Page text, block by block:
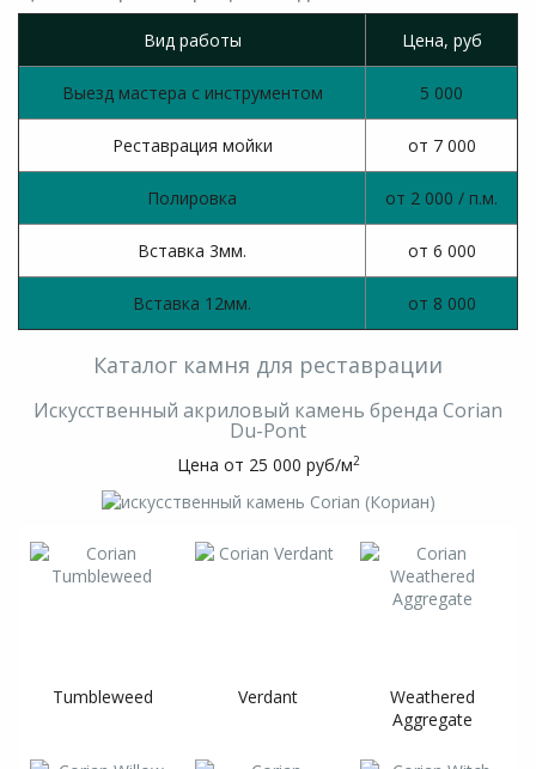
Вид работы Цена, руб
Выезд мастера с инструментом 5 000
Реставрация мойки от 7 000
Полировка от 2 000 / п.м.
Вставка 3мм. от 6 000
Вставка 12мм. от 8 000
Каталог камня для реставрации
Искусственный акриловый камень бренда Corian
Du-Pont
Цена от 25 000 руб/м2
Tumbleweed Verdant
Weathered
Aggregate